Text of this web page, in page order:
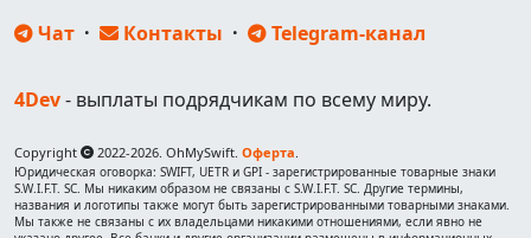
Чат · Контакты · Telegram-канал
4Dev- выплаты подрядчикам по всему миру.
Copyright 2022-2026. OhMySwift. Оферта.
Юридическая оговорка: SWIFT, UETR и GPI - зарегистрированные товарные знаки
S.W.I.F.T. SC. Мы никаким образом не связаны с S.W.I.F.T. SC. Другие термины,
названия и логотипы также могут быть зарегистрированными товарными знаками.
Мы также не связаны с их владельцами никакими отношениями, если явно не